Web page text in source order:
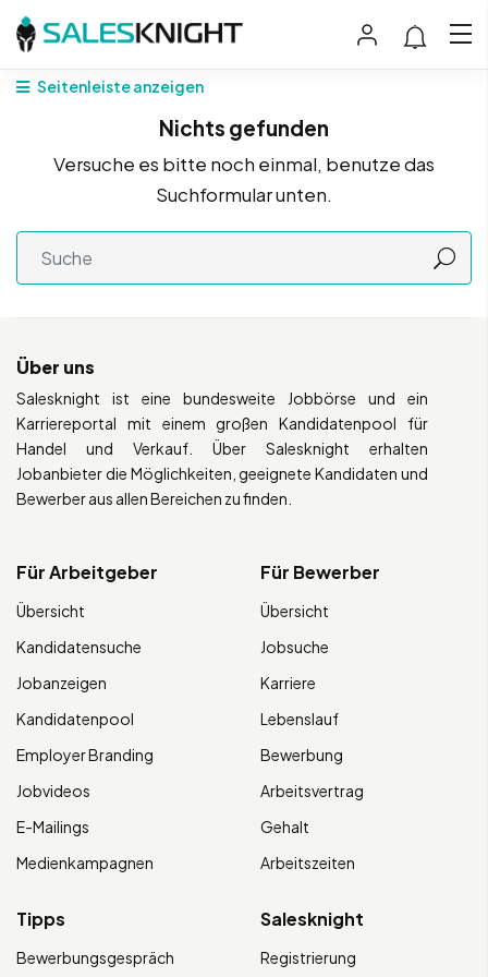
Seitenleiste anzeigen
Nichts gefunden
Versuche es bitte noch einmal, benutze das
Suchformular unten.
Über uns
Salesknight ist eine bundesweite Jobbörse und ein
Karriereportal mit einem großen Kandidatenpool für
Handel und Verkauf. Über Salesknight erhalten
Jobanbieter die Möglichkeiten, geeignete Kandidaten und
Bewerber aus allen Bereichen zu finden.
Für Arbeitgeber
Übersicht
Kandidatensuche
Jobanzeigen
Kandidatenpool
Employer Branding
Jobvideos
E-Mailings
Medienkampagnen
Für Bewerber
Übersicht
Jobsuche
Karriere
Lebenslauf
Bewerbung
Arbeitsvertrag
Gehalt
Arbeitszeiten
Tipps
Bewerbungsgespräch
Salesknight
Registrierung